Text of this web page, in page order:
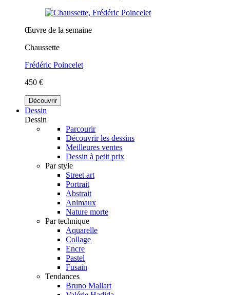
Œuvre de la semaine
Chaussette
Frédéric Poincelet
450 €
Découvrir
Dessin
Dessin
Parcourir
Découvrir les dessins
Meilleures ventes
Dessin à petit prix
Par style
Street art
Portrait
Abstrait
Animaux
Nature morte
Par technique
Aquarelle
Collage
Encre
Pastel
Fusain
Tendances
Bruno Mallart